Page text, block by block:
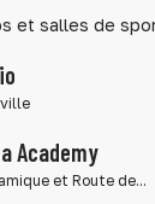
et salles de
Academy
et Route de...